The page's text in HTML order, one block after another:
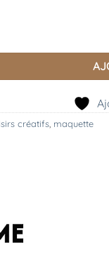
3D en Bois DIY,
créatifs maquette